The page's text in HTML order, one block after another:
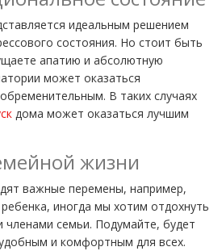
идеальным решением
состояния. Но стоит быть
апатию и абсолютную
может оказаться
В таких случаях
дома может оказаться лучшим
жизни
важные перемены, например,
иногда мы хотим отдохнуть
членами семьи. Подумайте, будет
и комфортным для всех.